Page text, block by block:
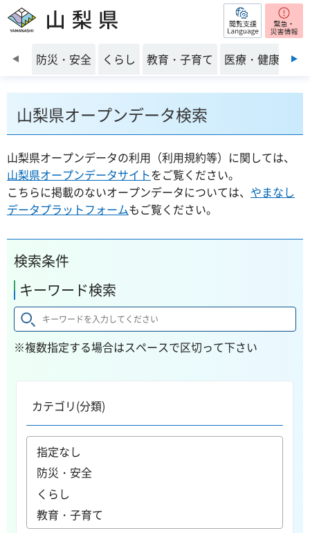
山梨県 閲覧支援
前のスライドを表示
防災・安全 くらし 教育・子育て 医療・健康・福
山梨県オープンデータ検索
山梨県オープンデータの利用（利用規約等）に関しては、
山梨県オープンデータサイトをご覧ください。
こちらに掲載のないオープンデータについては、 やまなし
データプラットフォームもご覧ください。
検索条件
キーワード検索
※複数指定する場合はスペースで区切って下さい
カテゴリ(分類)